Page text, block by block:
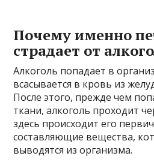
Почему именно
страдает от
Алкоголь попадает в
всасывается в кровь из
После этого, прежде чем
ткани, алкоголь проходит
здесь происходит его
составляющие вещества,
выводятся из организма.